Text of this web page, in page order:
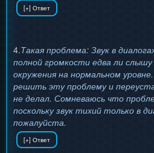
4.Такая проблема: Звук в
полной громкости едва ли
окружения на нормальном
решить эту проблему и
не делал. Сомневаюсь что
поскольку звук тихий только в
пожалуйста.